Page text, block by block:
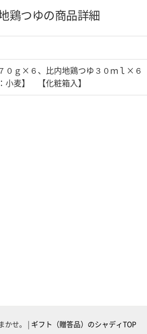
鶏つゆの商品詳細
０ｇ×６、比内地鶏つゆ３０ｍｌ×６
小麦】 【化粧箱入】
かせ。 | ギフト（贈答品）のシャディTOP